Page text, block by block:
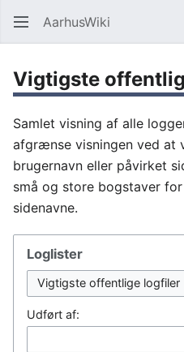
AarhusWiki
Vigtigste
Samlet visning af alle
afgrænse visningen ved at
brugernavn eller påvirket
små og store bogstaver
sidenavne.
Loglister
Udført af: